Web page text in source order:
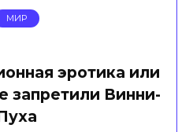
МИР
эротика или
запретили Винни-